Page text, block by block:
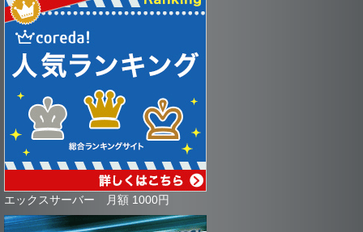
エックスサーバー 月額 1000円